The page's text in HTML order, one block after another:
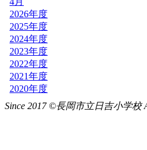
Since 2017 ©長岡市立日吉小学校